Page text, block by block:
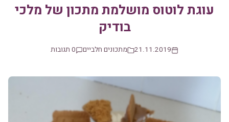
עוגת לוטוס מושלמת מתכון של מלכי
בודיק
21.11.2019 מתכונים חלביים 0 תגובות